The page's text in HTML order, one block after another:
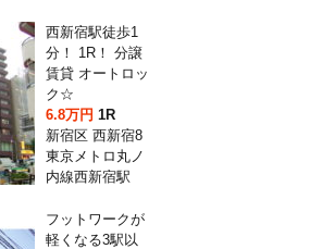
西新宿駅徒歩1
分！ 1R！ 分譲
賃貸 オートロッ
ク☆
6.8万円1R
新宿区 西新宿8
東京メトロ丸ノ
内線西新宿駅
フットワークが
軽くなる3駅以